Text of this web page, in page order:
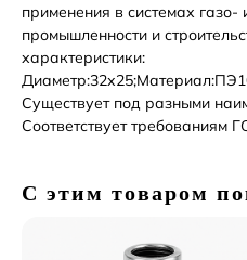
применения в системах
промышленности и
характеристики:
Существует под разными
Соответствует требованиям
С этим товаром